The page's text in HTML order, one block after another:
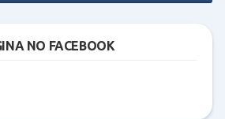
NO FACEBOOK